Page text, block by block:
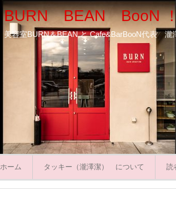
BURN BEAN BooN ！
美容室BURN＆BEAN と Cafe&BarBooN代表 瀧
ホーム タッキー（瀧澤潔） について 読